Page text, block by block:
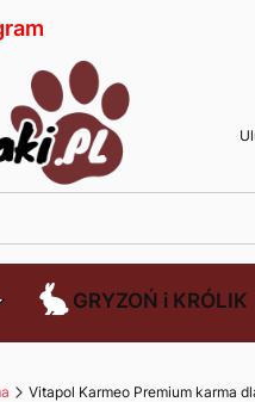
GRYZOŃ i KRÓLIK
Vitapol Karmeo Premium karma